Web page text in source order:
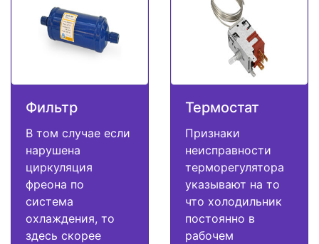
Фильтр
В том случае если
нарушена
циркуляция
фреона по
система
охлаждения, то
здесь скорее
Термостат
Признаки
неисправности
терморегулятора
указывают на то
что холодильник
постоянно в
рабочем